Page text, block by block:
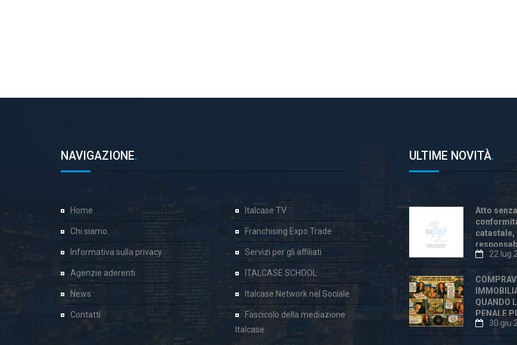
NAVIGAZIONE.
Home
Chi siamo
Informativa sulla privacy
Agenzie aderenti
News
Contatti
Italcase TV
Franchising Expo Trade
Servizi per gli affiliati
ITALCASE SCHOOL
Italcase Network nel Sociale
Fascicolo della mediazione
Italcase
ULTIME NOVITÀ.
Atto senza
catastale,
anche22 lug
QUANDO
PENALE
ESSERE
30 giu